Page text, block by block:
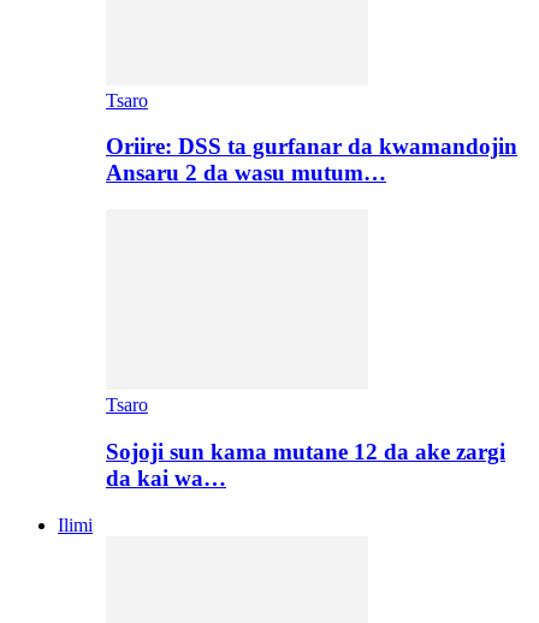
Tsaro
Oriire: DSS ta gurfanar da kwamandojin
Ansaru 2 da wasu mutum…
Tsaro
Sojoji sun kama mutane 12 da ake zargi
da kai wa…
Ilimi